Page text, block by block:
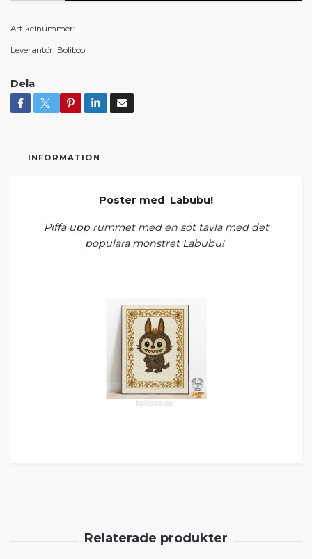
Artikelnummer:
Leverantör: Boliboo
Dela
INFORMATION
Poster med Labubu!
Piffa upp rummet med en söt tavla med det
populära monstret Labubu!